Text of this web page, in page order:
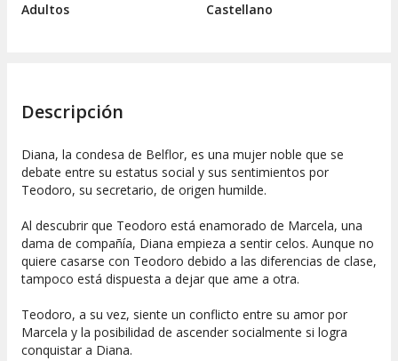
Adultos
Castellano
Descripción
Diana, la condesa de Belflor, es una mujer noble que se
debate entre su estatus social y sus sentimientos por
Teodoro, su secretario, de origen humilde.
Al descubrir que Teodoro está enamorado de Marcela, una
dama de compañía, Diana empieza a sentir celos. Aunque no
quiere casarse con Teodoro debido a las diferencias de clase,
tampoco está dispuesta a dejar que ame a otra.
Teodoro, a su vez, siente un conflicto entre su amor por
Marcela y la posibilidad de ascender socialmente si logra
conquistar a Diana.